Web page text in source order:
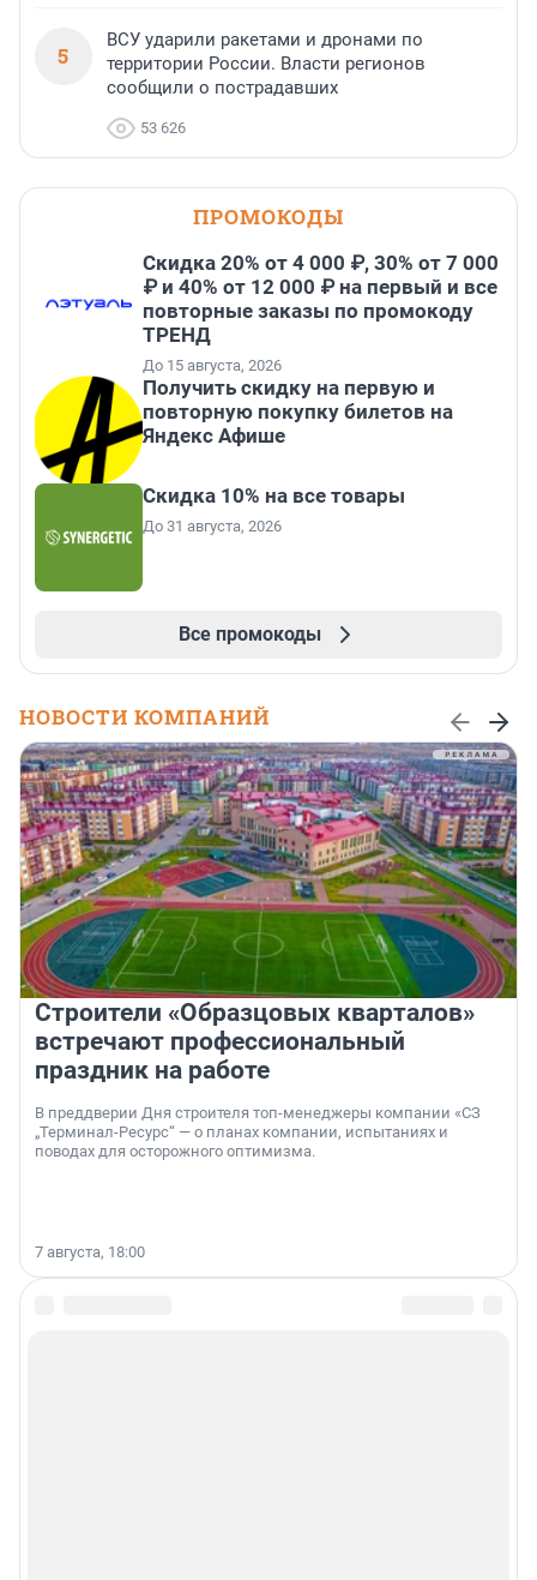
5
ВСУ ударили ракетами и дронами по
территории России. Власти регионов
сообщили о пострадавших
53 626
ПРОМОКОДЫ
Скидка 20% от 4 000 ₽, 30% от 7 000
₽ и 40% от 12 000 ₽ на первый и все
повторные заказы по промокоду
ТРЕНД
До 15 августа, 2026
Получить скидку на первую и
повторную покупку билетов на
Яндекс Афише
Скидка 10% на все товары
До 31 августа, 2026
Все промокоды
НОВОСТИ КОМПАНИЙ
Строители «Образцовых кварталов»
встречают профессиональный
праздник на работе
В преддверии Дня строителя топ-менеджеры компании «СЗ
„Терминал-Ресурс“ — о планах компании, испытаниях и
поводах для осторожного оптимизма.
7 августа, 18:00